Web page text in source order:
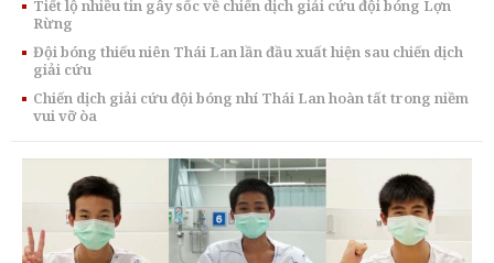
Tiết lộ nhiều tin gây sốc về chiến dịch giải cứu đội bóng Lợn
Rừng
Đội bóng thiếu niên Thái Lan lần đầu xuất hiện sau chiến dịch
giải cứu
Chiến dịch giải cứu đội bóng nhí Thái Lan hoàn tất trong niềm
vui vỡ òa